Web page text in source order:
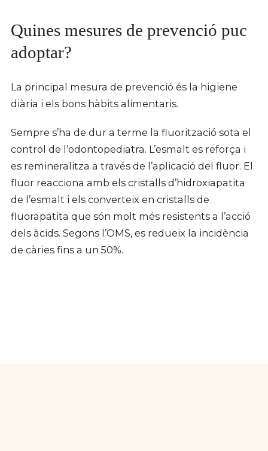
Quines mesures de prevenció puc
adoptar?
La principal mesura de prevenció és la higiene
diària i els bons hàbits alimentaris.
Sempre s’ha de dur a terme la fluorització sota el
control de l’odontopediatra. L’esmalt es reforça i
es remineralitza a través de l’aplicació del fluor. El
fluor reacciona amb els cristalls d’hidroxiapatita
de l’esmalt i els converteix en cristalls de
fluorapatita que són molt més resistents a l’acció
dels àcids. Segons l’OMS, es redueix la incidència
de càries fins a un 50%.